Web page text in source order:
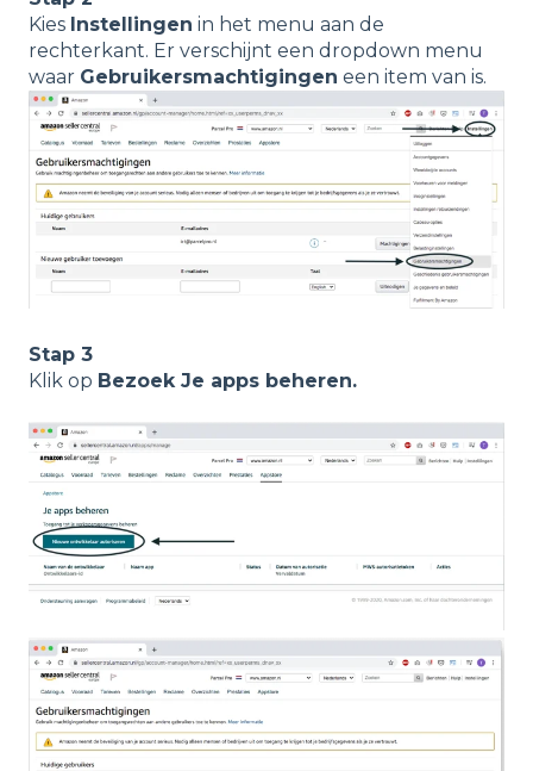
Kies Instellingen in het menu aan de
rechterkant. Er verschijnt een dropdown menu
waar Gebruikersmachtigingen een item van is.
Stap 3
Klik op Bezoek Je apps beheren.